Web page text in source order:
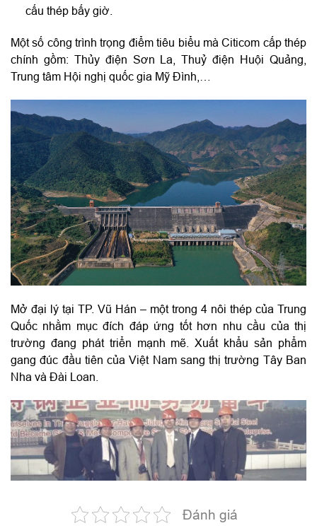
cấu thép bấy giờ.
Một số công trình trọng điểm tiêu biểu mà Citicom cấp thép
chính gồm: Thủy điện Sơn La, Thuỷ điện Huội Quảng,
Trung tâm Hội nghị quốc gia Mỹ Đình,…
Mở đại lý tại TP. Vũ Hán – một trong 4 nôi thép của Trung
Quốc nhằm mục đích đáp ứng tốt hơn nhu cầu của thị
trường đang phát triển mạnh mẽ. Xuất khẩu sản phẩm
gang đúc đầu tiên của Việt Nam sang thị trường Tây Ban
Nha và Đài Loan.
Đánh giá